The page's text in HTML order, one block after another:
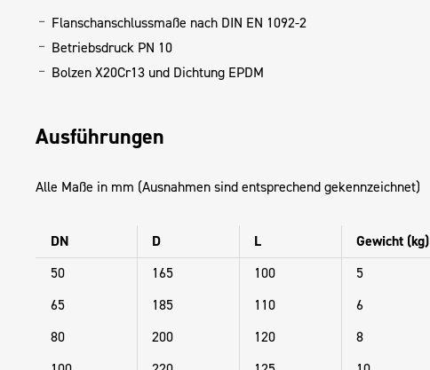
Flanschanschlussmaße nach DIN EN 1092-2
Betriebsdruck PN 10
Bolzen X20Cr13 und Dichtung EPDM
Ausführungen
Alle Maße in mm (Ausnahmen sind entsprechend gekennzeichnet)
DN D L Gewicht (kg)
50
165 100
5
65
185 110
6
80
200 120
8